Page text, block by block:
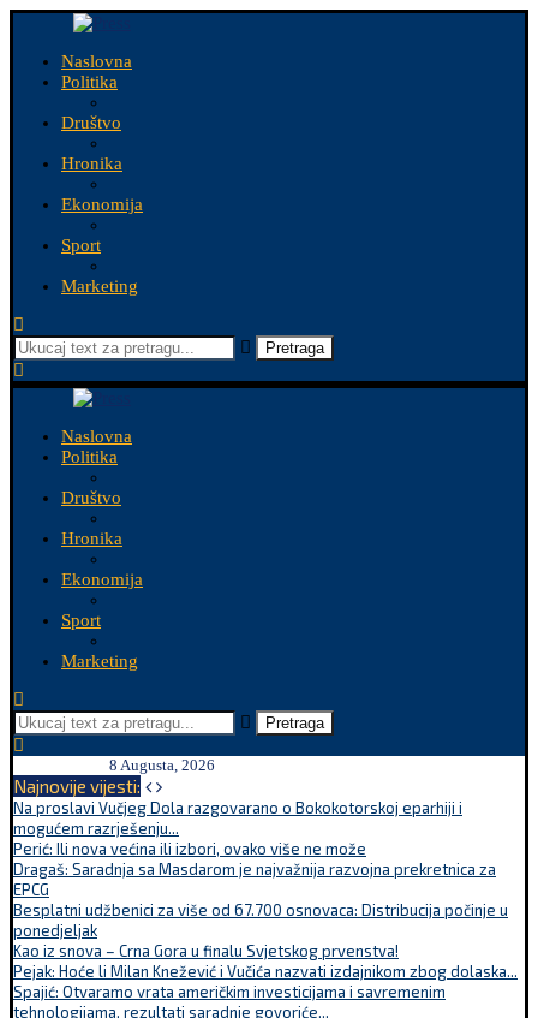
Naslovna
Politika
Društvo
Hronika
Ekonomija
Sport
Marketing
Pretraga
Naslovna
Politika
Društvo
Hronika
Ekonomija
Sport
Marketing
Pretraga
8 Augusta, 2026
Najnovije vijesti:
Na proslavi Vučjeg Dola razgovarano o Bokokotorskoj eparhiji i
mogućem razrješenju...
Perić: Ili nova većina ili izbori, ovako više ne može
Dragaš: Saradnja sa Masdarom je najvažnija razvojna prekretnica za
EPCG
Besplatni udžbenici za više od 67.700 osnovaca: Distribucija počinje u
ponedjeljak
Kao iz snova – Crna Gora u finalu Svjetskog prvenstva!
Pejak: Hoće li Milan Knežević i Vučića nazvati izdajnikom zbog dolaska...
Spajić: Otvaramo vrata američkim investicijama i savremenim
tehnologijama, rezultati saradnje govoriće...